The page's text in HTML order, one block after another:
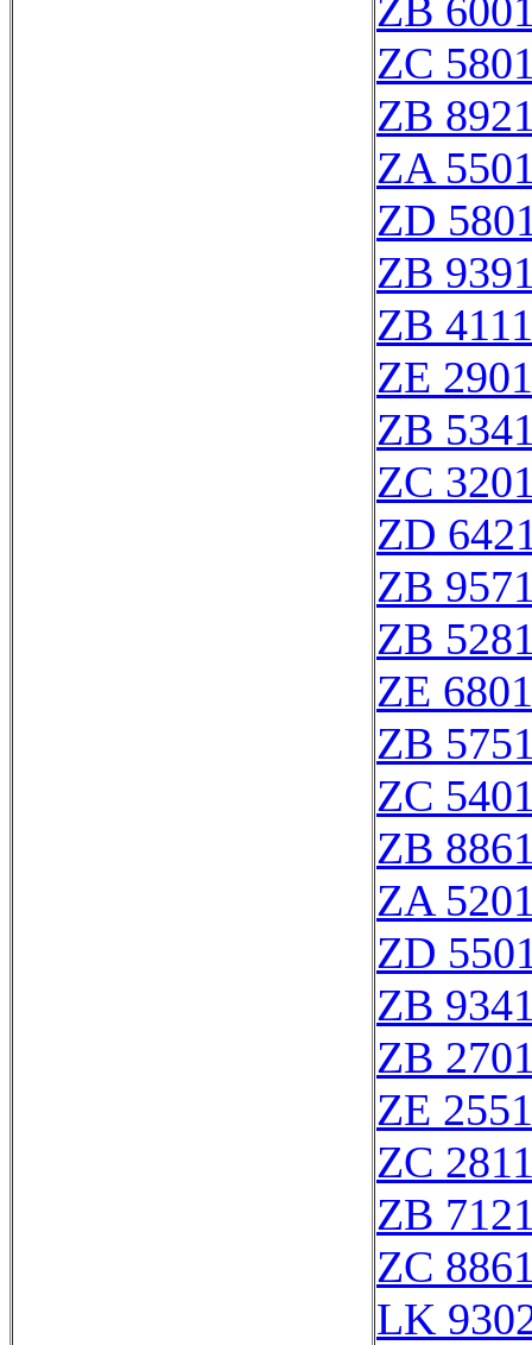
ZB
ZC
ZB
ZA
ZD
ZB
ZB
ZE
ZB
ZC
ZD
ZB
ZB
ZE
ZB
ZC
ZB
ZA
ZD
ZB
ZB
ZE
ZC
ZB
ZC
LK